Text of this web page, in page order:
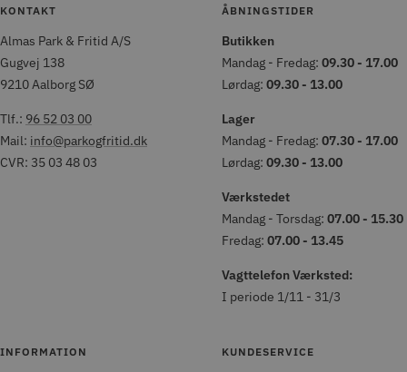
KONTAKT
Almas Park & Fritid A/S
Gugvej 138
9210 Aalborg SØ
Tlf.: 96 52 03 00
Mail: info@parkogfritid.dk
CVR: 35 03 48 03
ÅBNINGSTIDER
Butikken
Mandag - Fredag: 09.30 - 17.00
Lørdag: 09.30 - 13.00
Lager
Mandag - Fredag: 07.30 - 17.00
Lørdag: 09.30 - 13.00
Værkstedet
Mandag - Torsdag: 07.00 - 15.30
Fredag: 07.00 - 13.45
Vagttelefon Værksted:
I periode 1/11 - 31/3
INFORMATION KUNDESERVICE